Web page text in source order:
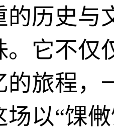
的历史与
。它不仅
的旅程，
场以“馃